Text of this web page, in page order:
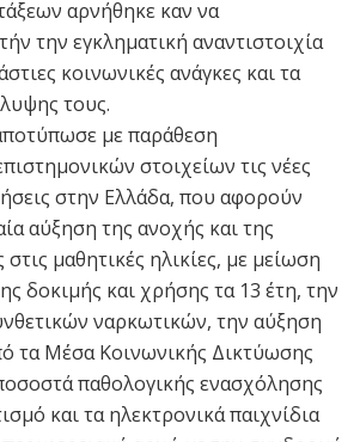
αρνήθηκε καν να
την εγκληματική αναντιστοιχία
κοινωνικές ανάγκες και τα
τους.
με παράθεση
στοιχείων τις νέες
στην Ελλάδα, που αφορούν
αύξηση της ανοχής και της
μαθητικές ηλικίες, με μείωση
δοκιμής και χρήσης τα 13 έτη, την
ναρκωτικών, την αύξηση
τα Μέσα Κοινωνικής Δικτύωσης
παθολογικής ενασχόλησης
και τα ηλεκτρονικά παιχνίδια